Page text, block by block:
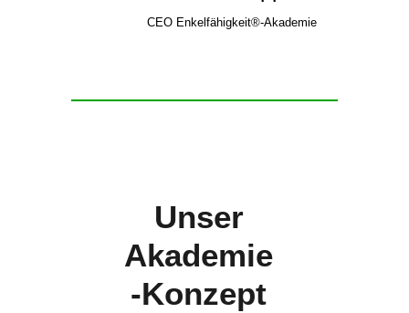
CEO Enkelfähigkeit®-Akademie
Unser
Akademie
-Konzept